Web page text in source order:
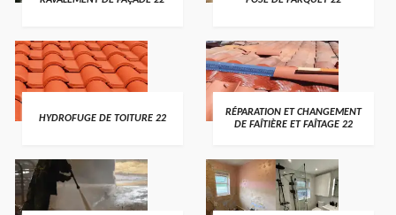
HYDROFUGE DE TOITURE 22
RÉPARATION ET CHANGEMENT
DE FAÎTIÈRE ET FAÎTAGE 22